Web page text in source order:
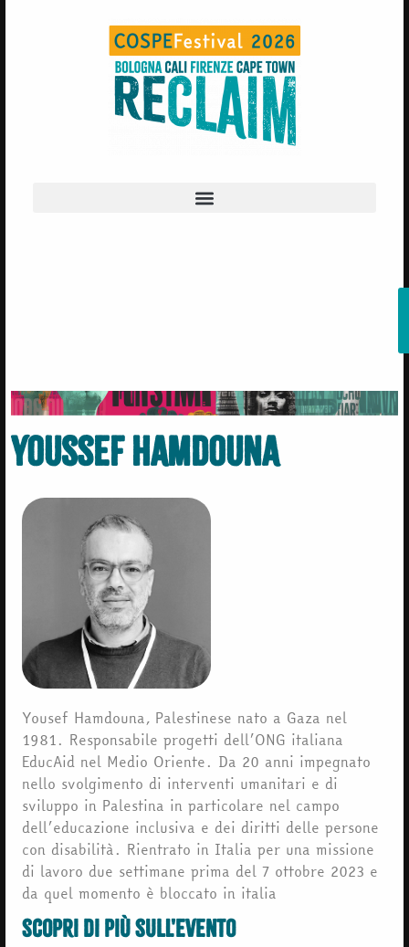
Youssef Hamdouna
Yousef Hamdouna, Palestinese nato a Gaza nel
1981. Responsabile progetti dell’ONG italiana
EducAid nel Medio Oriente. Da 20 anni impegnato
nello svolgimento di interventi umanitari e di
sviluppo in Palestina in particolare nel campo
dell’educazione inclusiva e dei diritti delle persone
con disabilità. Rientrato in Italia per una missione
di lavoro due settimane prima del 7 ottobre 2023 e
da quel momento è bloccato in italia
scopri di più sull'evento